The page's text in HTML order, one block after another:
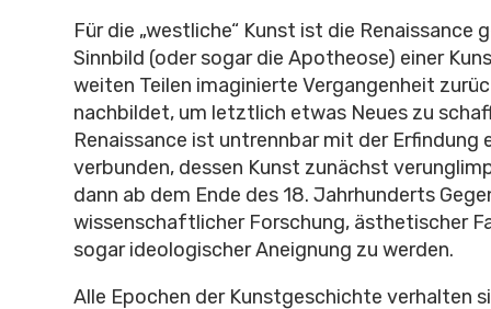
Für die „westliche“ Kunst ist die Renaissance
Sinnbild (oder sogar die Apotheose) einer
weiten Teilen imaginierte Vergangenheit
nachbildet, um letztlich etwas Neues zu
Renaissance ist untrennbar mit der Erfindung
verbunden, dessen Kunst zunächst
dann ab dem Ende des 18. Jahrhunderts
wissenschaftlicher Forschung, ästhetischer
sogar ideologischer Aneignung zu werden.
Alle Epochen der Kunstgeschichte verhalten